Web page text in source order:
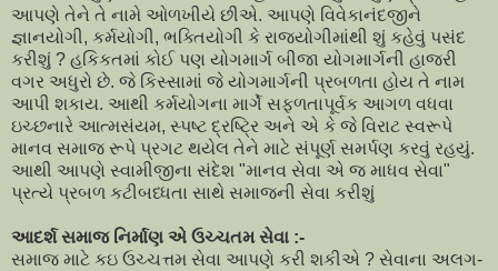
આપણે તેને તે નામે ઓળખીયે છીએ. આપણે વિવેકાનંદજીને
જ્ઞાનયોગી, કર્મયોગી, ભક્તિયોગી કે રાજયોગીમાંથી શું કહેવું પસંદ
કરીશું ? હકિકતમાં કોઈ પણ યોગમાર્ગ બીજા યોગમાર્ગની હાજરી
વગર અધુરો છે. જે કિસ્સામાં જે યોગમાર્ગની પ્રબળતા હોય તે નામ
આપી શકાય. આથી કર્મયોગના માર્ગે સફળતાપૂર્વક આગળ વધવા
ઇચ્છનારે આત્મસંયમ, સ્પષ્ટ દ્રષ્ટ્રિ અને એ કે જે વિરાટ સ્વરૂપે
માનવ સમાજ રૂપે પ્રગટ થયેલ તેને માટે સંપૂર્ણ સમર્પણ કરવું રહયું.
આથી આપણે સ્વામીજીના સંદેશ "માનવ સેવા એ જ માધવ સેવા"
પ્રત્યે પ્રબળ કટીબધ્ધતા સાથે સમાજની સેવા કરીશું
આદર્શ સમાજ નિર્માણ એ ઉચ્ચતમ સેવા :-
સમાજ માટે કઇ ઉચ્ચત્તમ સેવા આપણે કરી શકીએ ? સેવાના અલગ-